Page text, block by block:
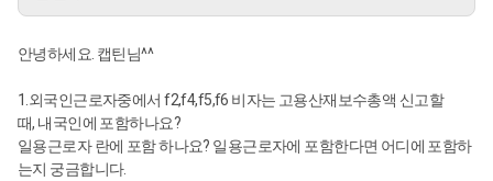
안녕하세요. 캡틴님^^
1.외국인근로자중에서 f2,f4,f5,f6 비자는 고용산재보수총액 신고할
때, 내국인에 포함하나요?
일용근로자 란에 포함 하나요? 일용근로자에 포함한다면 어디에 포함하
는지 궁금합니다.